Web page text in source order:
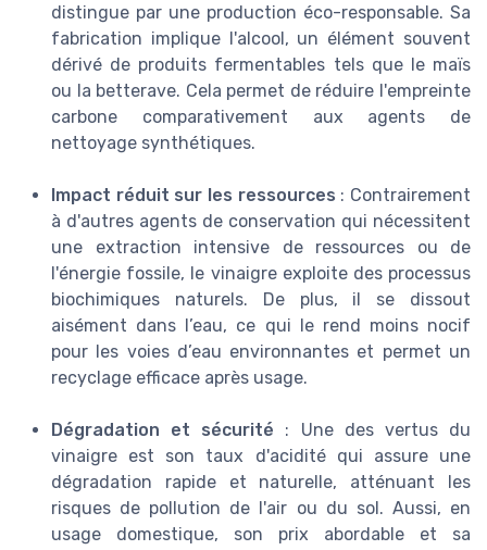
distingue par une production éco-responsable. Sa
fabrication implique l'alcool, un élément souvent
dérivé de produits fermentables tels que le maïs
ou la betterave. Cela permet de réduire l'empreinte
carbone comparativement aux agents de
nettoyage synthétiques.
Impact réduit sur les ressources : Contrairement
à d'autres agents de conservation qui nécessitent
une extraction intensive de ressources ou de
l'énergie fossile, le vinaigre exploite des processus
biochimiques naturels. De plus, il se dissout
aisément dans l’eau, ce qui le rend moins nocif
pour les voies d’eau environnantes et permet un
recyclage efficace après usage.
Dégradation et sécurité : Une des vertus du
vinaigre est son taux d'acidité qui assure une
dégradation rapide et naturelle, atténuant les
risques de pollution de l'air ou du sol. Aussi, en
usage domestique, son prix abordable et sa